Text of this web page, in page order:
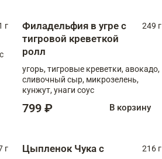
г
Филадельфия в угре с
тигровой креветкой
ролл
249 г
угорь, тигровые креветки, авокадо,
сливочный сыр, микрозелень,
кунжут, унаги соус
799 ₽ В корзину
г
Цыпленок Чука с
216 г